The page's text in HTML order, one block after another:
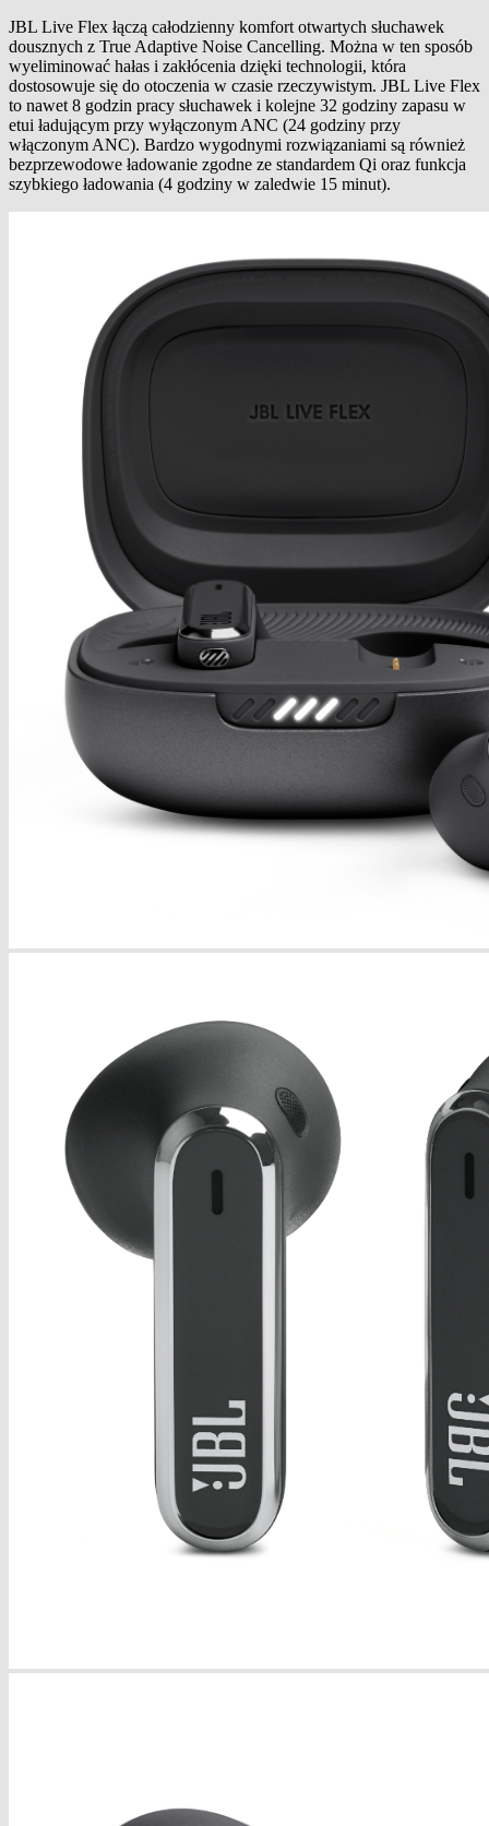
JBL Live Flex łączą całodzienny komfort otwartych słuchawek
dousznych z True Adaptive Noise Cancelling. Można w ten sposób
wyeliminować hałas i zakłócenia dzięki technologii, która
dostosowuje się do otoczenia w czasie rzeczywistym. JBL Live Flex
to nawet 8 godzin pracy słuchawek i kolejne 32 godziny zapasu w
etui ładującym przy wyłączonym ANC (24 godziny przy
włączonym ANC). Bardzo wygodnymi rozwiązaniami są również
bezprzewodowe ładowanie zgodne ze standardem Qi oraz funkcja
szybkiego ładowania (4 godziny w zaledwie 15 minut).